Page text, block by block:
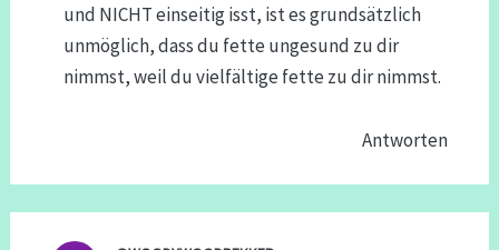
und NICHT einseitig isst, ist es grundsätzlich
unmöglich, dass du fette ungesund zu dir
nimmst, weil du vielfältige fette zu dir nimmst.
Antworten